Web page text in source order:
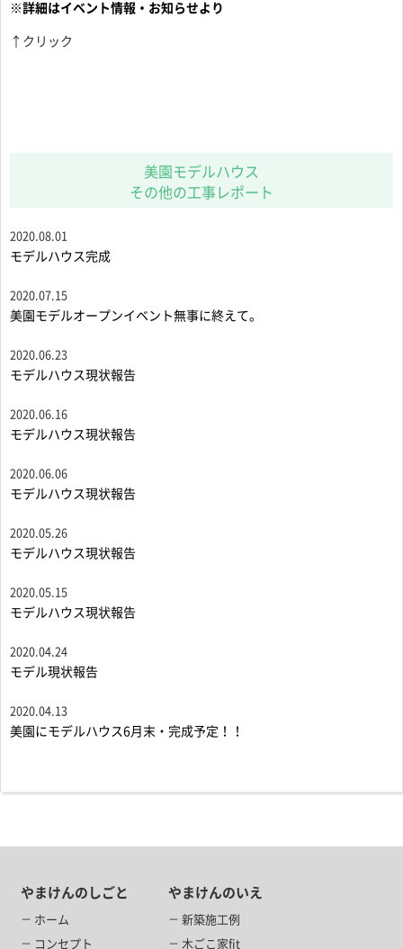
※詳細はイベント情報・お知らせより
↑クリック
美園モデルハウス
その他の工事レポート
2020.08.01
モデルハウス完成
2020.07.15
美園モデルオープンイベント無事に終えて。
2020.06.23
モデルハウス現状報告
2020.06.16
モデルハウス現状報告
2020.06.06
モデルハウス現状報告
2020.05.26
モデルハウス現状報告
2020.05.15
モデルハウス現状報告
2020.04.24
モデル現状報告
2020.04.13
美園にモデルハウス6月末・完成予定！！
やまけんのしごと
ホーム
コンセプト
やまけんのいえ
新築施工例
木ごこ家fit